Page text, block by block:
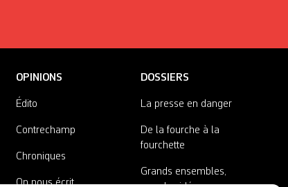
OPINIONS
Édito
Contrechamp
Chroniques
On nous écrit
DOSSIERS
La presse en danger
De la fourche à la
fourchette
Grands ensembles,